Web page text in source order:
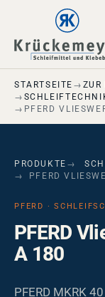
Skip to main
Skip to main
Skip to page footer
STARTSEITE ZUR
PFERD
PRODUKTE
PFERD
PFERD ·
PFERD
A 180
PFERD MKRK